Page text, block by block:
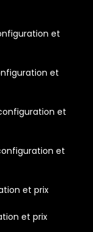
et
et
et
et
et prix
et prix